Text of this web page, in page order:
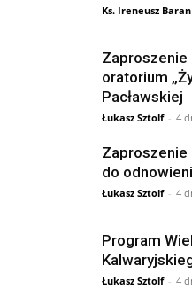
Ks. Ireneusz Baran
Zaproszenie
oratorium
Pacławskiej
Łukasz Sztolf - 4
do
Łukasz Sztolf - 4
Program
Łukasz Sztolf - 4